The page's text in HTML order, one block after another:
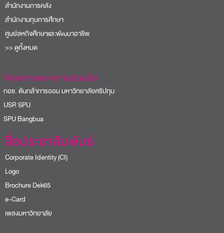
สำนักงานการคลัง
สำนักงานทุนการศึกษา
ศูนย์สหกิจศึกษาและพัฒนาอาชีพ
>> ดูทั้งหมด
โครงการและความร่วมมือ
ช. ต้นกล้าการออม มหาวิทยาลัยศรีปทุม
SPU
Bangbua
สื่อประชาสัมพันธ์
Corporate Identity (CI)
Logo
Brochure Dek65
e-Card
เพลงมหาวิทยาลัย